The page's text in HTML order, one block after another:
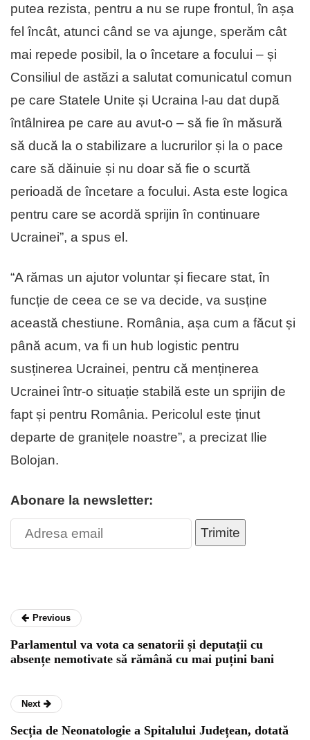
putea rezista, pentru a nu se rupe frontul, în așa
fel încât, atunci când se va ajunge, sperăm cât
mai repede posibil, la o încetare a focului – și
Consiliul de astăzi a salutat comunicatul comun
pe care Statele Unite și Ucraina l-au dat după
întâlnirea pe care au avut-o – să fie în măsură
să ducă la o stabilizare a lucrurilor și la o pace
care să dăinuie și nu doar să fie o scurtă
perioadă de încetare a focului. Asta este logica
pentru care se acordă sprijin în continuare
Ucrainei”, a spus el.
“A rămas un ajutor voluntar și fiecare stat, în
funcție de ceea ce se va decide, va susține
această chestiune. România, așa cum a făcut și
până acum, va fi un hub logistic pentru
susținerea Ucrainei, pentru că menținerea
Ucrainei într-o situație stabilă este un sprijin de
fapt și pentru România. Pericolul este ținut
departe de granițele noastre”, a precizat Ilie
Bolojan.
Abonare la newsletter:
Trimite
Previous
Parlamentul va vota ca senatorii și deputații cu
absențe nemotivate să rămână cu mai puțini bani
Next
Secția de Neonatologie a Spitalului Județean, dotată